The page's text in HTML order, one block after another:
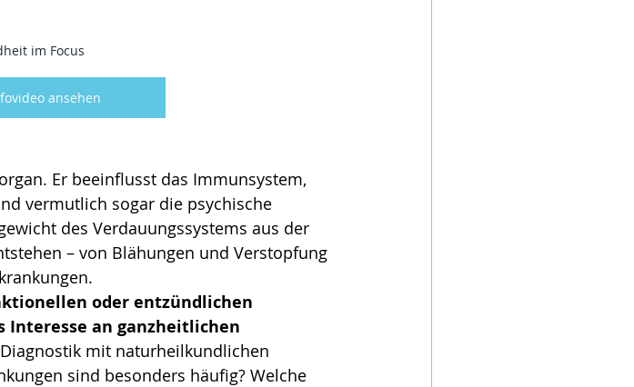
im Focus
ansehen
Er beeinflusst das Immunsystem,
vermutlich sogar die psychische
des Verdauungssystems aus der
– von Blähungen und Verstopfung
oder entzündlichen
Interesse an ganzheitlichen
mit naturheilkundlichen
sind besonders häufig? Welche